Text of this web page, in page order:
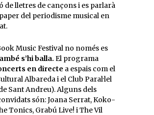
de lletres de cançons i es parlarà
del periodisme musical en
Music Festival no només es
s’hi balla. El programa
en directe a espais com el
Albareda i el Club Paral·lel
Sant Andreu). Alguns dels
són: Joana Serrat, Koko-
Tonics, Grabú Live! i The Vil